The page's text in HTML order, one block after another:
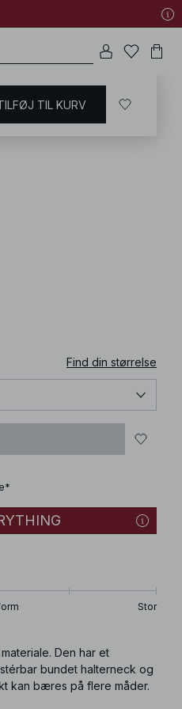
Find din størrelse
Stor
Den har et
bundet halterneck og
kan bæres på flere måder.
TIL KURV